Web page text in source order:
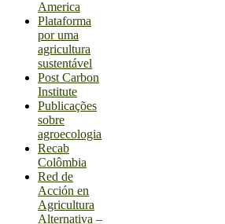
America
Plataforma
por uma
agricultura
sustentável
Post Carbon
Institute
Publicações
sobre
agroecologia
Recab
Colômbia
Red de
Acción en
Agricultura
Alternativa –